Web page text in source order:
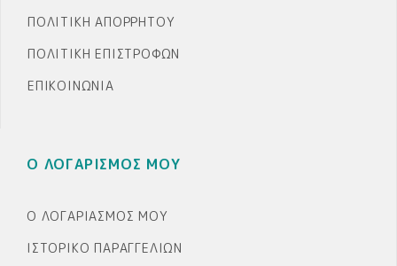
ΠΟΛΙΤΙΚΉ ΑΠΟΡΡΉΤΟΥ
ΠΟΛΙΤΙΚΉ ΕΠΙΣΤΡΟΦΏΝ
ΕΠΙΚΟΙΝΩΝΊΑ
Ο ΛΟΓΑΡΙΣΜΟΣ ΜΟΥ
Ο ΛΟΓΑΡΙΑΣΜΌΣ ΜΟΥ
ΙΣΤΟΡΙΚΌ ΠΑΡΑΓΓΕΛΙΏΝ